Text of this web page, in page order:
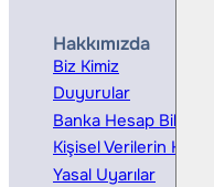
Hakkımızda
Biz Kimiz
Duyurular
Banka Hesap Bilgileri
Kişisel Verilerin
Yasal Uyarılar